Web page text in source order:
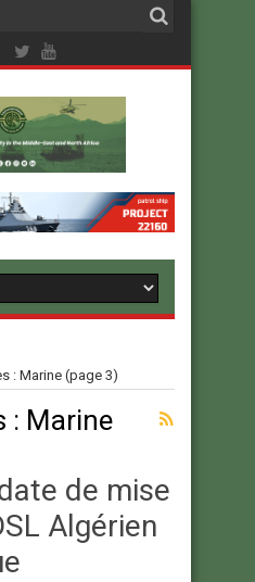
: Marine (page 3)
: Marine
de mise
Algérien